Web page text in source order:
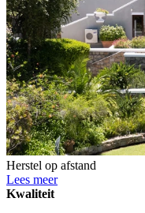
Herstel op afstand
Lees meer
Kwaliteit